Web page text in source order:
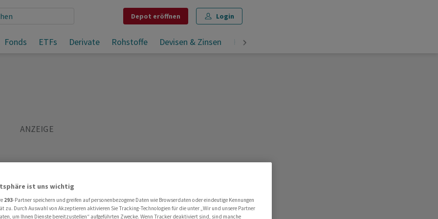
Depot eröffnen Login
Fonds ETFs Derivate Rohstoffe Devisen & Zinsen Krypto
IGEA Pharma hat Rekurs gegen Dekotierungsentscheid eingereicht
Teilen Merken Drucken Kommentare
ist uns wichtig
293-Partner speichern und greifen auf personenbezogene Daten wie Browserdaten oder eindeutige Kennungen
zu. Durch Auswahl von Akzeptieren aktivieren Sie Tracking-Technologien für die unter „Wir und unsere Partner
um Ihnen Dienste bereitzustellen“ aufgeführten Zwecke. Wenn Tracker deaktiviert sind, sind manche